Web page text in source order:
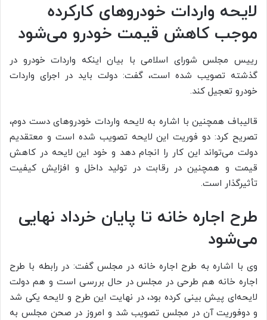
لایحه واردات خودروهای کارکرده
موجب کاهش قیمت خودرو می‌شود
رییس مجلس شورای اسلامی با بیان اینکه واردات خودرو در
گذشته تصویب شده است، گفت: دولت باید در اجرای واردات
خودرو تعجیل کند.
قالیباف همچنین با اشاره به لایحه واردات خودروهای دست دوم،
تصریح کرد: دو فوریت این لایحه تصویب شده است و معتقدیم
دولت می‌تواند این کار را انجام دهد و خود این لایحه در کاهش
قیمت و همچنین در رقابت در تولید داخل و افزایش کیفیت
تأثیرگذار است.
طرح اجاره خانه تا پایان خرداد نهایی
می‌شود
وی با اشاره به طرح اجاره خانه در مجلس گفت: در رابطه با طرح
اجاره خانه هم طرحی در مجلس در حال بررسی است و هم دولت
لایحه‌ای پیش بینی کرده بود، در نهایت این طرح و لایحه یکی شد
و دوفوریت آن در مجلس تصویب شد و امروز در صحن مجلس به